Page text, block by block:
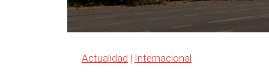
Actualidad | Internacional